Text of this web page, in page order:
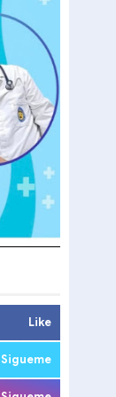
Like
Sigueme